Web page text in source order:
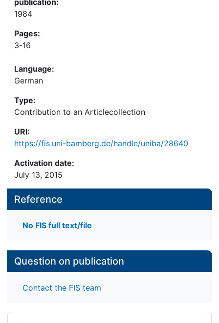
publication:
1984
Pages:
3-16
Language:
German
Type:
Contribution to an Articlecollection
URI:
https://fis.uni-bamberg.de/handle/uniba/28640
Activation date:
July 13, 2015
Reference
No FIS full text/file
Question on publication
Contact the FIS team